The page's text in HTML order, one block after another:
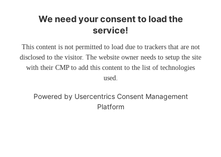
We need your consent to load the
service!
This content is not permitted to load due to trackers that are not
disclosed to the visitor. The website owner needs to setup the site
with their CMP to add this content to the list of technologies
used.
Powered by Usercentrics Consent Management
Platform